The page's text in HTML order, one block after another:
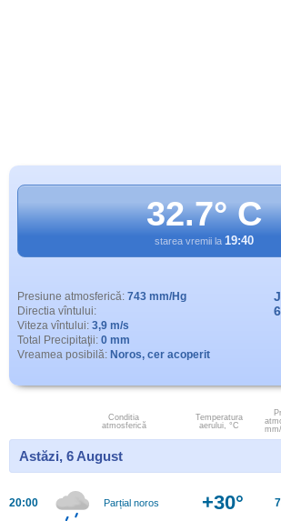
32.7° C
starea vremii la 19:40
Presiune atmosferică: 743 mm/Hg
Directia vîntului:
Viteza vîntului: 3,9 m/s
Total Precipitaţii: 0 mm
Vreamea posibilă: Noros, cer acoperit
Conditia
atmosferică
Temperatura
aerului, °C
Astăzi, 6 August
20:00 Parțial noros +30°